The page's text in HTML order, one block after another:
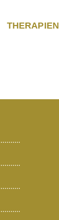
THERAPIEN